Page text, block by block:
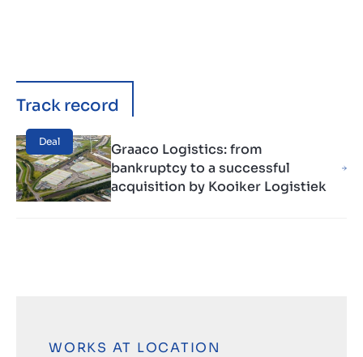
Track record
Deal
Graaco Logistics: from
bankruptcy to a successful
acquisition by Kooiker Logistiek
WORKS AT LOCATION